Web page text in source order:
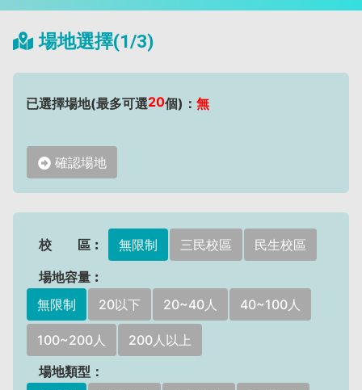
場地選擇(1/3)
已選擇場地(最多可選20個)： 無
確認場地
校 區︰ 無限制 三民校區
民生校區
場地容量︰
無限制
20以下 20~40人 40~100人
100~200人
200人以上
場地類型：